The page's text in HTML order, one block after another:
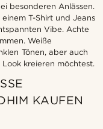
besonderen Anlässen.
T-Shirt und Jeans
Vibe. Achte
Weiße
Tönen, aber auch
kreieren möchtest.
H
KAUFEN S